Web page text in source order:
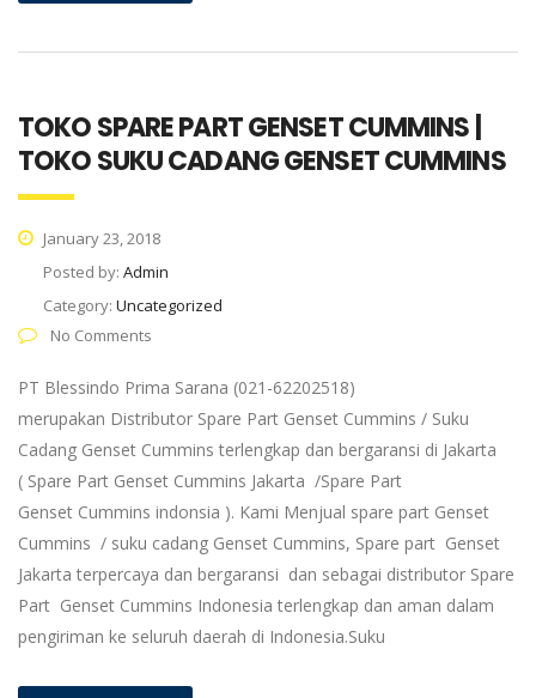
TOKO SPARE PART GENSET CUMMINS |
TOKO SUKU CADANG GENSET CUMMINS
January 23, 2018
Posted by: Admin
Category: Uncategorized
No Comments
PT Blessindo Prima Sarana (021-62202518)
merupakan Distributor Spare Part Genset Cummins / Suku
Cadang Genset Cummins terlengkap dan bergaransi di Jakarta
( Spare Part Genset Cummins Jakarta /Spare Part
Genset Cummins indonsia ). Kami Menjual spare part Genset
Cummins / suku cadang Genset Cummins, Spare part Genset
Jakarta terpercaya dan bergaransi dan sebagai distributor Spare
Part Genset Cummins Indonesia terlengkap dan aman dalam
pengiriman ke seluruh daerah di Indonesia.Suku